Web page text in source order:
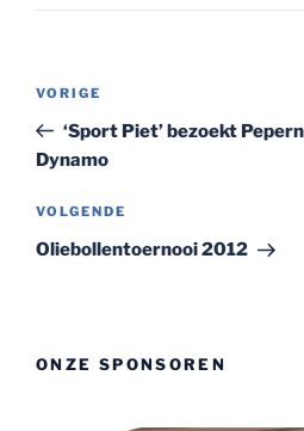
Vorig
bericht
VORIGE
‘Sport Piet’ bezoekt
Dynamo
Volgend
bericht
VOLGENDE
Oliebollentoernooi 2012
ONZE SPONSOREN